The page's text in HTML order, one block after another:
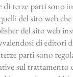
di terze parti sono
del sito web
del sito web
di editori
parti sono
sul trattamento